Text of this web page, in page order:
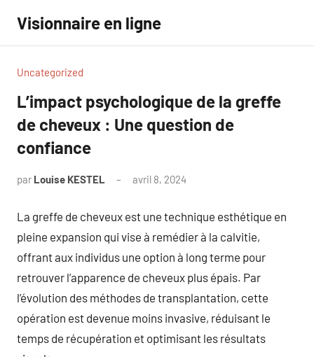
contenu
Visionnaire en ligne
Uncategorized
L’impact psychologique de la greffe
de cheveux : Une question de
confiance
par Louise KESTEL avril 8, 2024
La greffe de cheveux est une technique esthétique en
pleine expansion qui vise à remédier à la calvitie,
offrant aux individus une option à long terme pour
retrouver l’apparence de cheveux plus épais. Par
l’évolution des méthodes de transplantation, cette
opération est devenue moins invasive, réduisant le
temps de récupération et optimisant les résultats